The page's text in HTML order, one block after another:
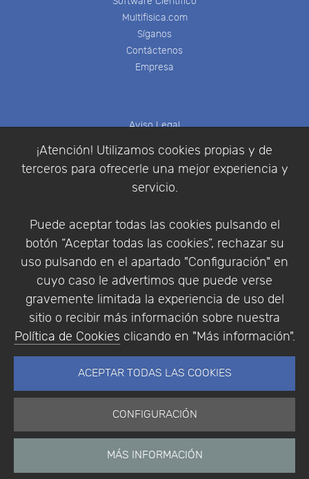
¡Atención! Utilizamos cookies propias y de
terceros para ofrecerle una mejor experiencia y
servicio.
Puede aceptar todas las cookies pulsando el
botón “Aceptar todas las cookies”, rechazar su
uso pulsando en el apartado "Configuración" en
cuyo caso le advertimos que puede verse
gravemente limitada la experiencia de uso del
sitio o recibir más información sobre nuestra
Política de Cookies clicando en "Más información".
ACEPTAR TODAS LAS COOKIES
CONFIGURACIÓN
MÁS INFORMACIÓN
Multifisica.com
Síganos
Contáctenos
Empresa
Aviso Legal
Política de Privacidad
Condiciones de compra
Identificarse
Empresa|Aviso Legal| Política de Privacidad |
Política de Cookies
© Copyright 1994 - 2026. Addlink Software
Científico, S.L.
Portugal.